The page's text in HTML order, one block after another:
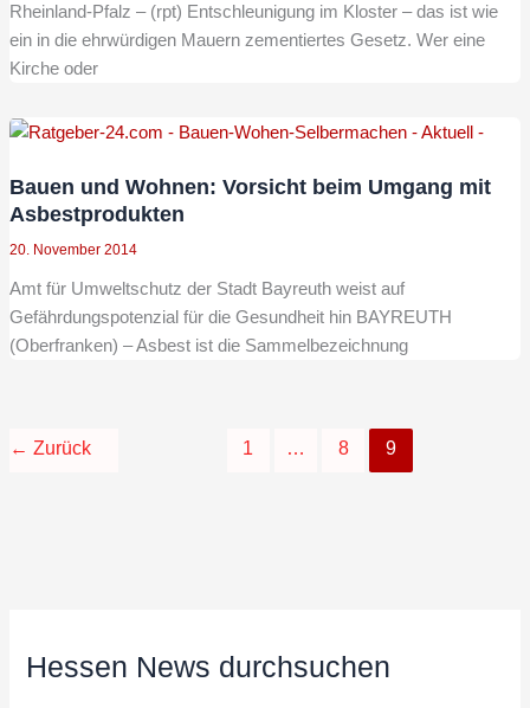
Rheinland-Pfalz – (rpt) Entschleunigung im Kloster – das ist wie
ein in die ehrwürdigen Mauern zementiertes Gesetz. Wer eine
Kirche oder
Bauen und Wohnen: Vorsicht beim Umgang mit
Asbestprodukten
20. November 2014
Amt für Umweltschutz der Stadt Bayreuth weist auf
Gefährdungspotenzial für die Gesundheit hin BAYREUTH
(Oberfranken) – Asbest ist die Sammelbezeichnung
← Zurück 1 … 8 9
Hessen News durchsuchen